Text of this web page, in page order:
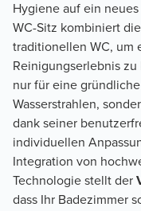
Hygiene auf ein
WC-Sitz kombiniert
traditionellen WC, um
Reinigungserlebnis
nur für eine
Wasserstrahlen,
dank seiner
individuellen
Integration von
Technologie stellt der
dass Ihr Badezimmer